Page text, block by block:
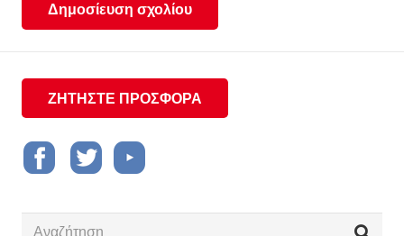
Δημοσίευση σχολίου
ΖΗΤΗΣΤΕ ΠΡΟΣΦΟΡΑ